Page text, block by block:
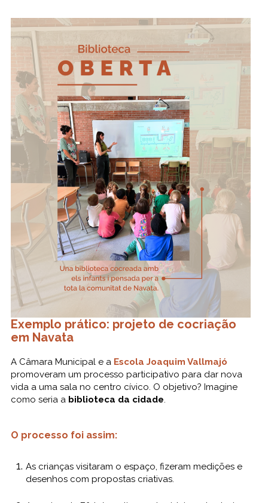
Exemplo prático: projeto de cocriação
em Navata
A Câmara Municipal e a Escola Joaquim Vallmajó
promoveram um processo participativo para dar nova
vida a uma sala no centro cívico. O objetivo? Imagine
como seria a biblioteca da cidade.
O processo foi assim:
As crianças visitaram o espaço, fizeram medições e
desenhos com propostas criativas.